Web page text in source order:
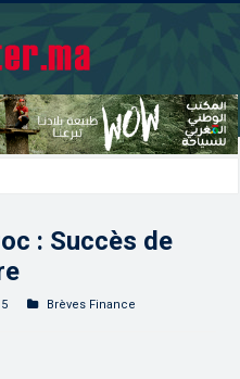
: Succès de
Brèves Finance